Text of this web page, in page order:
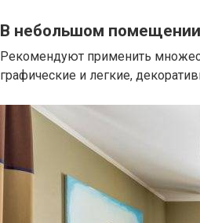
В небольшом
Рекомендуют применить
графические и легкие,